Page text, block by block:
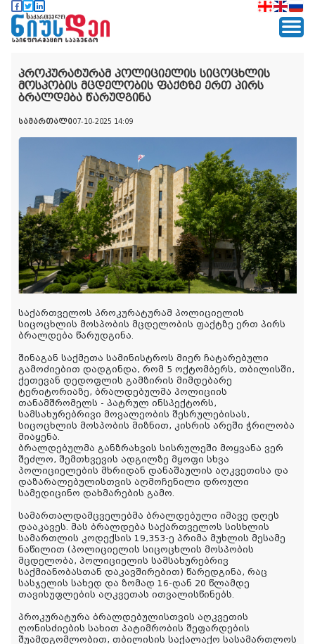
პროკურატურამ პოლიციელის სიცოცხლის
მოსპობის მცდელობის ფაქტზე ერთ პირს
ბრალდება წარუდგინა
სამართალი07-10-2025 14:09
საქართველოს პროკურატურამ პოლიციელის
სიცოცხლის მოსპობის მცდელობის ფაქტზე ერთ პირს
ბრალდება წარუდგინა.
შინაგან საქმეთა სამინისტროს მიერ ჩატარებული
გამოძიებით დადგინდა, რომ 5 ოქტომბერს, თბილისში,
ქეთევან დედოფლის გამზირის მიმდებარე
ტერიტორიაზე, ბრალდებულმა პოლიციის
თანამშრომელს - პატრულ ინსპექტორს,
სამსახურებრივი მოვალეობის შესრულებისას,
სიცოცხლის მოსპობის მიზნით, კისრის არეში ჭრილობა
მიაყენა.
ბრალდებულმა განზრახვის სისრულეში მოყვანა ვერ
შეძლო, შემთხვევის ადგილზე მყოფი სხვა
პოლიციელების მხრიდან დანაშაულის აღკვეთისა და
დაზარალებულისთვის აღმოჩენილი დროული
სამედიცინო დახმარების გამო.
სამართალდამცველებმა ბრალდებული იმავე დღეს
დააკავეს. მას ბრალდება საქართველოს სისხლის
სამართლის კოდექსის 19,353-ე პრიმა მუხლის მესამე
ნაწილით (პოლიციელის სიცოცხლის მოსპობის
მცდელობა, პოლიციელის სამსახურებრივ
საქმიანობასთან დაკავშირებით) წარედგინა, რაც
სასჯელის სახედ და ზომად 16-დან 20 წლამდე
თავისუფლების აღკვეთას ითვალისწინებს.
პროკურატურა ბრალდებულისთვის აღკვეთის
ღონისძიების სახით პატიმრობის შეფარდების
შუამდგომლობით, თბილისის საქალაქო სასამართლოს